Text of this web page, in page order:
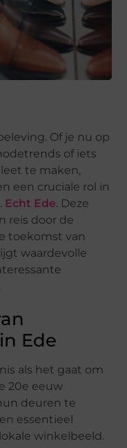
Of je nu op
of iets
te maken,
een cruciale rol in
Echt Ede. Deze
reis door de
toekomst van
waardevolle
Ede
als het gaat om
20e eeuw
deuren te
essentieel
winkelbeeld.